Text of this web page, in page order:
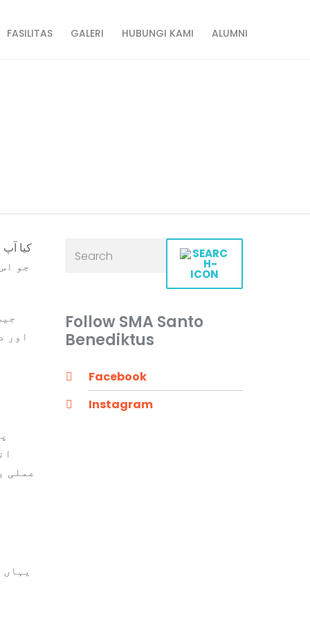
FASILITAS GALERI HUBUNGI KAMI ALUMNI
جو
اور
عملی
Follow SMA Santo
Benediktus
Facebook
Instagram